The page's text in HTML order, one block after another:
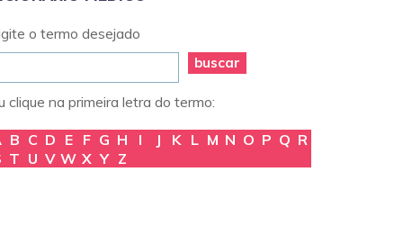
o termo desejado
buscar
clique na primeira letra do termo:
B C D E F G H I J K L M N O P Q R
T U V W X Y Z